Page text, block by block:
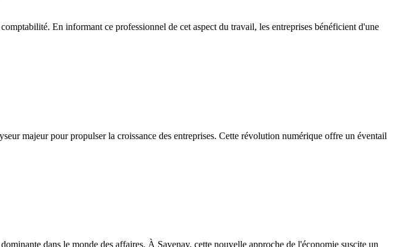
En informant ce professionnel de cet aspect du travail, les entreprises bénéficient d'une
majeur pour propulser la croissance des entreprises. Cette révolution numérique offre un éventail
dans le monde des affaires. À Savenay, cette nouvelle approche de l'économie suscite un